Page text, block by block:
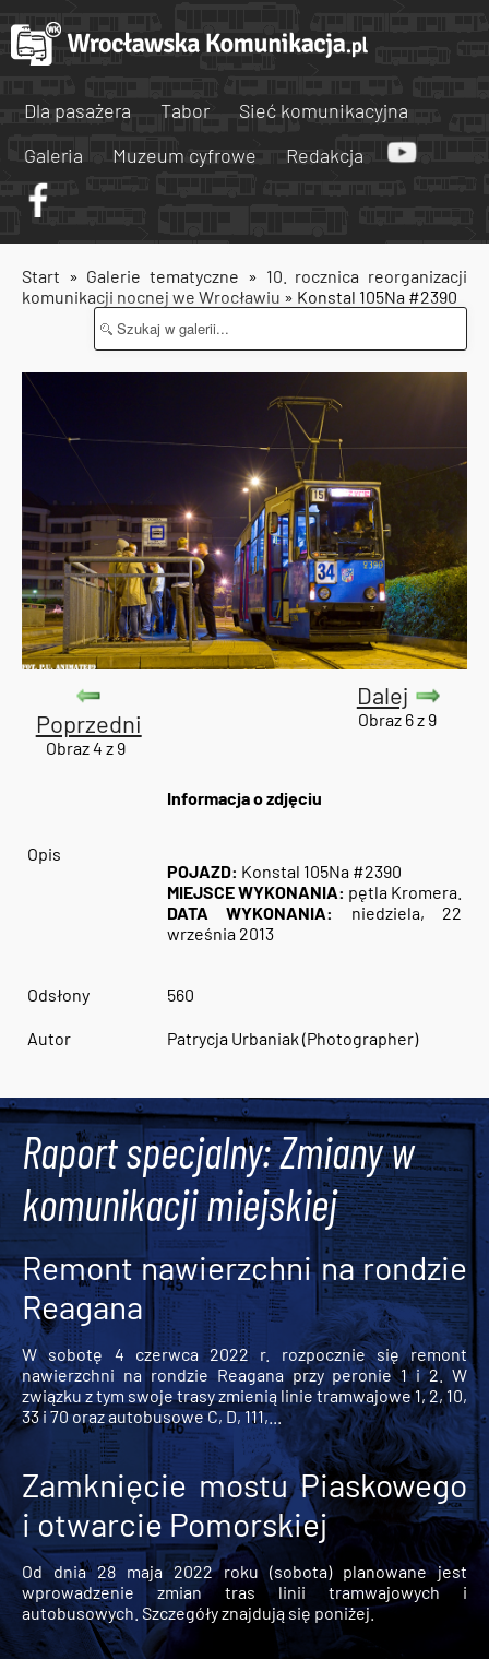
Dla pasażera Tabor
Sieć komunikacyjna
Galeria
Muzeum cyfrowe Redakcja
Start » Galerie tematyczne » 10. rocznica reorganizacji
komunikacji nocnej we Wrocławiu » Konstal 105Na #2390
Poprzedni
Obraz 4 z 9
Dalej
Obraz 6 z 9
Informacja o zdjęciu
Opis
POJAZD: Konstal 105Na #2390
MIEJSCE WYKONANIA: pętla Kromera.
DATA WYKONANIA:
niedziela, 22
września 2013
Odsłony 560
Autor Patrycja Urbaniak (Photographer)
Raport specjalny: Zmiany w
komunikacji miejskiej
Remont nawierzchni na rondzie
Reagana
W sobotę 4 czerwca 2022 r. rozpocznie się remont
nawierzchni na rondzie Reagana przy peronie 1 i 2. W
związku z tym swoje trasy zmienią linie tramwajowe 1, 2, 10,
33 i 70 oraz autobusowe C, D, 111,...
Zamknięcie mostu Piaskowego
i otwarcie Pomorskiej
Od dnia 28 maja 2022 roku (sobota) planowane jest
wprowadzenie zmian tras linii tramwajowych i
autobusowych. Szczegóły znajdują się poniżej.